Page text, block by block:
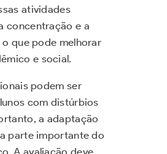
atividades
concentração e a
que pode melhorar
e social.
podem ser
com distúrbios
a adaptação
parte importante do